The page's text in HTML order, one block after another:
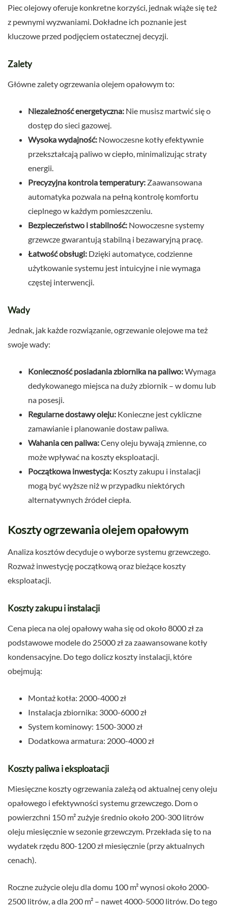
Piec olejowy oferuje konkretne korzyści, jednak wiąże się też
z pewnymi wyzwaniami. Dokładne ich poznanie jest
kluczowe przed podjęciem ostatecznej decyzji.
Zalety
Główne zalety ogrzewania olejem opałowym to:
Niezależność energetyczna: Nie musisz martwić się o
dostęp do sieci gazowej.
Wysoka wydajność: Nowoczesne kotły efektywnie
przekształcają paliwo w ciepło, minimalizując straty
energii.
Precyzyjna kontrola temperatury: Zaawansowana
automatyka pozwala na pełną kontrolę komfortu
cieplnego w każdym pomieszczeniu.
Bezpieczeństwo i stabilność: Nowoczesne systemy
grzewcze gwarantują stabilną i bezawaryjną pracę.
Łatwość obsługi: Dzięki automatyce, codzienne
użytkowanie systemu jest intuicyjne i nie wymaga
częstej interwencji.
Wady
Jednak, jak każde rozwiązanie, ogrzewanie olejowe ma też
swoje wady:
Konieczność posiadania zbiornika na paliwo:Wymaga
dedykowanego miejsca na duży zbiornik – w domu lub
na posesji.
Regularne dostawy oleju: Konieczne jest cykliczne
zamawianie i planowanie dostaw paliwa.
Wahania cen paliwa:Ceny oleju bywają zmienne, co
może wpływać na koszty eksploatacji.
Początkowa inwestycja: Koszty zakupu i instalacji
mogą być wyższe niż w przypadku niektórych
alternatywnych źródeł ciepła.
Koszty ogrzewania olejem opałowym
Analiza kosztów decyduje o wyborze systemu grzewczego.
Rozważ inwestycję początkową oraz bieżące koszty
eksploatacji.
Koszty zakupu i instalacji
Cena pieca na olej opałowy waha się od około 8000 zł za
podstawowe modele do 25000 zł za zaawansowane kotły
kondensacyjne. Do tego dolicz koszty instalacji, które
obejmują:
Montaż kotła: 2000-4000 zł
Instalacja zbiornika: 3000-6000 zł
System kominowy: 1500-3000 zł
Dodatkowa armatura: 2000-4000 zł
Koszty paliwa i eksploatacji
Miesięczne koszty ogrzewania zależą od aktualnej ceny oleju
opałowego i efektywności systemu grzewczego. Dom o
powierzchni 150 m² zużyje średnio około 200-300 litrów
oleju miesięcznie w sezonie grzewczym. Przekłada się to na
wydatek rzędu 800-1200 zł miesięcznie (przy aktualnych
cenach).
Roczne zużycie oleju dla domu 100 m² wynosi około 2000-
2500 litrów, a dla 200 m² – nawet 4000-5000 litrów. Do tego